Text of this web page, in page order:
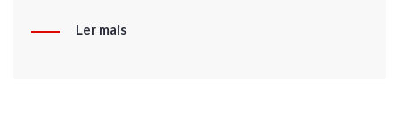
Ler mais